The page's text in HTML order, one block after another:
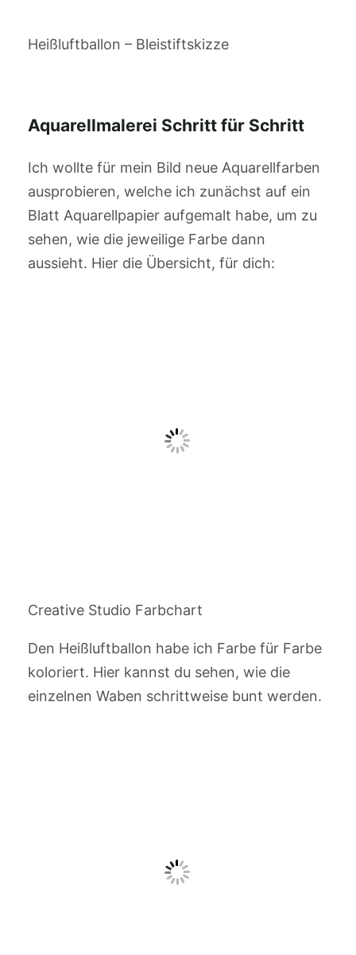
Heißluftballon – Bleistiftskizze
Aquarellmalerei Schritt für Schritt
Ich wollte für mein Bild neue Aquarellfarben
ausprobieren, welche ich zunächst auf ein
Blatt Aquarellpapier aufgemalt habe, um zu
sehen, wie die jeweilige Farbe dann
aussieht. Hier die Übersicht, für dich:
Creative Studio Farbchart
Den Heißluftballon habe ich Farbe für Farbe
koloriert. Hier kannst du sehen, wie die
einzelnen Waben schrittweise bunt werden.